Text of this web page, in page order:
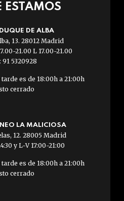
ESTAMOS
DE ALBA
13. 28012 Madrid
21.00 L 17.00-21.00
5320928
es de 18:00h a 21:00h
cerrado
LA MALICIOSA
12. 28005 Madrid
y L-V 17:00-21:00
es de 18:00h a 21:00h
cerrado